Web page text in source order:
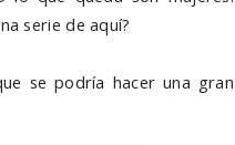
serie de aquí?
se podría hacer una gran